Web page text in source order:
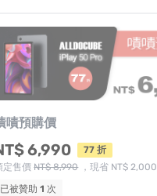
嘖預購價
6,990
77 折
定售價NT$ 8,990，現省 NT$ 2,000
已被贊助1 次